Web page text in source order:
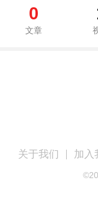
0
文章
关于我们 加入
©